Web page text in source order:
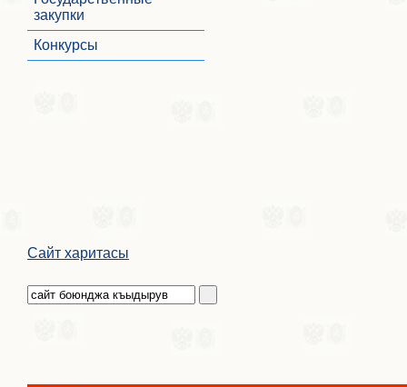
закупки
Конкурсы
Сайт харитасы